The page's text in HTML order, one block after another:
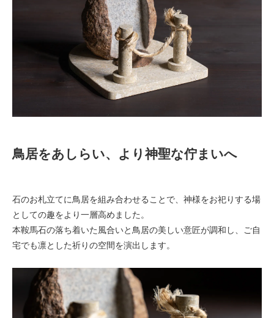
鳥居をあしらい、より神聖な佇まいへ
石のお札立てに鳥居を組み合わせることで、神様をお祀りする場
としての趣をより一層高めました。
本鞍馬石の落ち着いた風合いと鳥居の美しい意匠が調和し、ご自
宅でも凛とした祈りの空間を演出します。